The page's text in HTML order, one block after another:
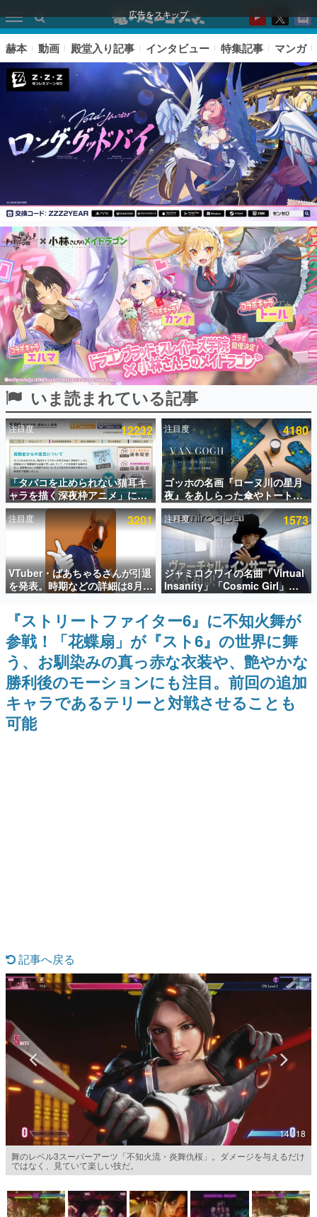
広告をスキップ
ピックアップ
電ファミのいま読まれている記事ランキング
アプリセール情報
インタビュー
連載・特集一覧
殿堂入り記事
SNS拡散数が数千以上！ ページビュー数万以上！ などな
ど。多くの人々に読まれた、電ファミ渾身の“殿堂入り”記
事をまとめました。
ゲームの企画書
名作ゲームクリエイターの方々に製作時のエピソードをお
聞きし、ヒットする企画（ゲーム）とは何か？を探ってい
きます。
赫本
この物語を解いてはいけない。『赫本』は、〈試験問題〉
の形をした短編ホラー小説集です。
新世代に訊く
これからのデジタルゲーム市場を担う若きクリエイター達
の姿を追い、彼らのルーツと情熱を探っていきます。
ゲーム世代の作家たち
ゲームに多大な影響を受けた作家さんに取材し、ゲームが
日本のコンテンツ産業やカルチャーに与えた影響を探る企
画です。
日本モバイルゲーム産業史
日本のモバイルゲーム史における主要なトピック・タイト
ルを網羅するほか、開発者へのインタビューや識者による
解説を掲載。約20年の歴史が一望できる決定版！
マンガ
アプリレビュー
その他
電ファミニコゲーマーとは？
運営：株式会社マレ
赫本 動画 殿堂入り記事 インタビュー 特集記事 マンガ
いま読まれている記事
注目度 12232
「タバコを止められない猫耳キ
ャラを描く深夜枠アニメ」に視
聴者の一部から批判意見。違法
薬物の使用と思しき描写も含め
て、BPOが議論を交わす
注目度 4180
ゴッホの名画『ローヌ川の星月
夜』をあしらった傘やトートバ
ッグなどが登場。8月7日21時よ
り2日間限定で予約販売
注目度 3201
VTuber・ばあちゃるさんが引退
を発表。時期などの詳細は8月9
日15時からの配信で説明
注目度 1573
ジャミロクワイの名曲「Virtual
Insanity」「Cosmic Girl」
「Canned Heat」公式日本語字
幕付きMVがいきなり公開！
「SUMMER SONIC 2026」での
9年ぶりとなる日本公演を記念し
て
『ストリートファイター6』に不知火舞が
参戦！「花蝶扇」が『スト6』の世界に舞
う、お馴染みの真っ赤な衣装や、艶やかな
勝利後のモーションにも注目。前回の追加
キャラであるテリーと対戦させることも
可能
記事へ戻る
14 / 18
舞のレベル3スーパーアーツ「不知火流・炎舞仇桜」。ダメージを与えるだけ
ではなく、見ていて楽しい技だ。